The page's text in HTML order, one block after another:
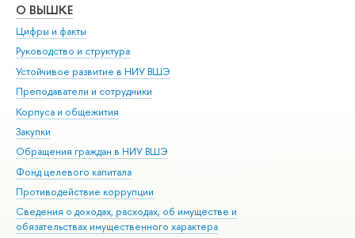
О ВЫШКЕ
Цифры и факты
Руководство и структура
Устойчивое развитие в НИУ ВШЭ
Преподаватели и сотрудники
Корпуса и общежития
Закупки
Обращения граждан в НИУ ВШЭ
Фонд целевого капитала
Противодействие коррупции
Сведения о доходах, расходах, об имуществе и
обязательствах имущественного характера